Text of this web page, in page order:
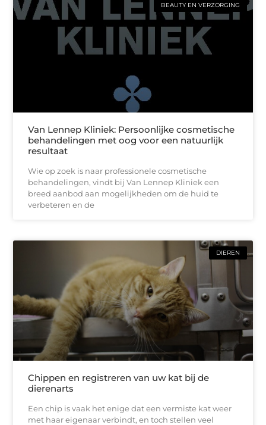
BEAUTY EN VERZORGING
Van Lennep Kliniek: Persoonlijke cosmetische
behandelingen met oog voor een natuurlijk
resultaat
Wie op zoek is naar professionele cosmetische
behandelingen, vindt bij Van Lennep Kliniek een
breed aanbod aan mogelijkheden om de huid te
verbeteren en de
DIEREN
Chippen en registreren van uw kat bij de
dierenarts
Een chip is vaak het enige dat een vermiste kat weer
met haar eigenaar verbindt, en toch stellen veel